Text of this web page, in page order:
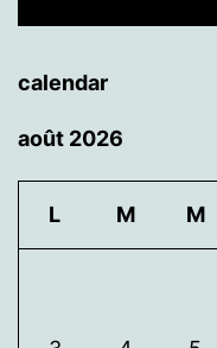
calendar
août 2026
L M M